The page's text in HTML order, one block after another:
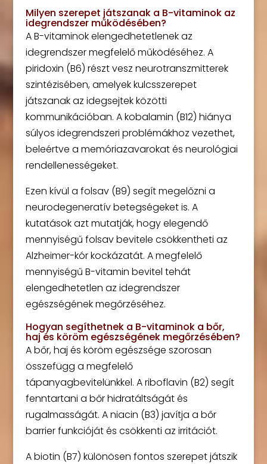
Milyen szerepet játszanak a B-vitaminok az
idegrendszer működésében?
A B-vitaminok elengedhetetlenek az
idegrendszer megfelelő működéséhez. A
piridoxin (B6) részt vesz neurotranszmitterek
szintézisében, amelyek kulcsszerepet
játszanak az idegsejtek közötti
kommunikációban. A kobalamin (B12) hiánya
súlyos idegrendszeri problémákhoz vezethet,
beleértve a memóriazavarokat és neurológiai
rendellenességeket.
Ezen kívül a folsav (B9) segít megelőzni a
neurodegeneratív betegségeket is. A
kutatások azt mutatják, hogy elegendő
mennyiségű folsav bevitele csökkentheti az
Alzheimer-kór kockázatát. A megfelelő
mennyiségű B-vitamin bevitel tehát
elengedhetetlen az idegrendszer
egészségének megőrzéséhez.
Hogyan segíthetnek a B-vitaminok a bőr,
haj és köröm egészségének megőrzésében?
A bőr, haj és köröm egészsége szorosan
összefügg a megfelelő
tápanyagbevitelünkkel. A riboflavin (B2) segít
fenntartani a bőr hidratáltságát és
rugalmasságát. A niacin (B3) javítja a bőr
barrier funkcióját és csökkenti az irritációt.
A biotin (B7) különösen fontos szerepet játszik